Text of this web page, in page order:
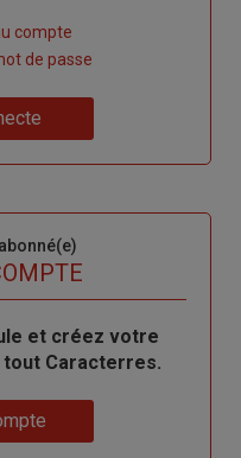
compte
de passe
et créez votre
Caracterres.